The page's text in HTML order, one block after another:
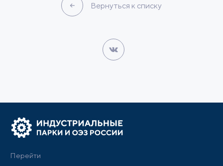
Вернуться к списку
Перейти